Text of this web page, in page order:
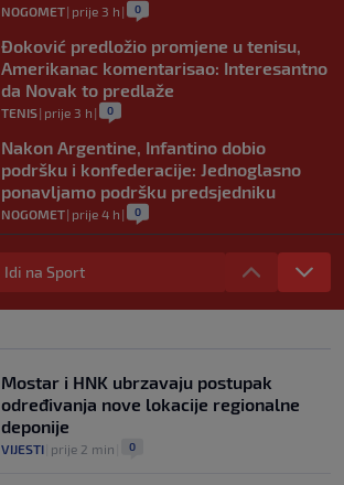
NOGOMET| prije 3 h | 0
Đoković predložio promjene u tenisu,
Amerikanac komentarisao: Interesantno
da Novak to predlaže
TENIS| prije 3 h | 0
Nakon Argentine, Infantino dobio
podršku i konfederacije: Jednoglasno
ponavljamo podršku predsjedniku
NOGOMET| prije 4 h | 0
Tužne vijesti: Preminuo nekadašnji
prvak Jugoslavije
čak 50 miliona dolara
0
Idi na Sport
Mostar i HNK ubrzavaju postupak
određivanja nove lokacije regionalne
deponije
VIJESTI prije 2 min 0